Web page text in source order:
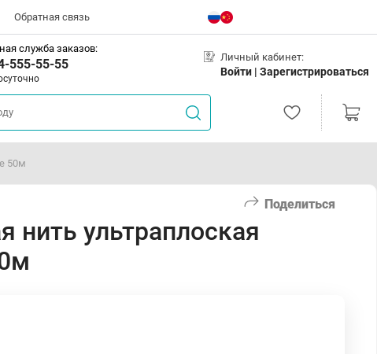
Обратная связь
служба заказов:
555-55-55 Личный кабинет:
Войти | Зарегистрироваться
50м
Поделиться
нить ультраплоская